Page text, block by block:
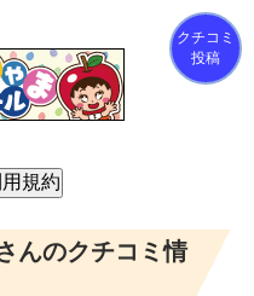
クチコミ
投稿
んのクチコミ情